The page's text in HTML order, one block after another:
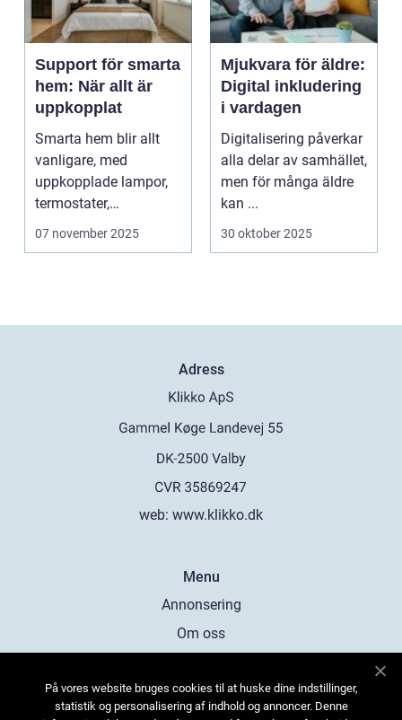
Support för smarta
hem: När allt är
uppkopplat
Smarta hem blir allt
vanligare, med
uppkopplade lampor,
termostater,
säkerhetskameror och
07 november 2025
Mjukvara för äldre:
Digital inkludering
i vardagen
Digitalisering påverkar
alla delar av samhället,
men för många äldre
kan ...
30 oktober 2025
Adress
web: www.klikko.dk
Menu
Annonsering
Om oss
Kontakta oss
På vores website bruges cookies til at huske dine indstillinger,
statistik og personalisering af indhold og annoncer. Denne